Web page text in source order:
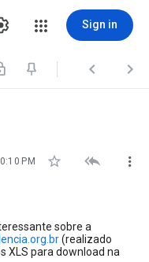
Sign in
 
PM   
sobre a
(realizado
XLS para download na